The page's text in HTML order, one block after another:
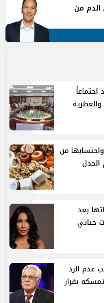
الدم من
والعطرية
من
الجدل
بعد
حياتي
عدم الرد
بقرار